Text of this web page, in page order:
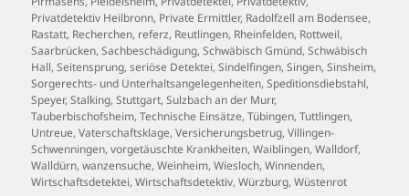
Privatdetektiv Heilbronn, Private Ermittler, Radolfzell am Bodensee,
Rastatt, Recherchen, referz, Reutlingen, Rheinfelden, Rottweil,
Saarbrücken,Sachbeschädigung,Schwäbisch Gmünd,Schwäbisch
Hall,Seitensprung,seriöse Detektei,Sindelfingen,Singen,Sinsheim,
Sorgerechts- und Unterhaltsangelegenheiten,Speditionsdiebstahl,
Speyer,Stalking,Stuttgart,Sulzbach an der Murr,
Tauberbischofsheim,Technische Einsätze,Tübingen,Tuttlingen,
Untreue,Vaterschaftsklage,Versicherungsbetrug,Villingen-
Schwenningen,vorgetäuschte Krankheiten,Waiblingen,Walldorf,
Walldürn,wanzensuche,Weinheim,Wiesloch,Winnenden,
Wirtschaftsdetektei,Wirtschaftsdetektiv,Würzburg,Wüstenrot